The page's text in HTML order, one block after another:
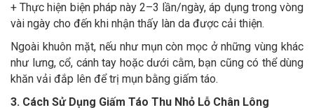
+ Thực hiện biện pháp này 2–3 lần/ngày, áp dụng trong vòng
vài ngày cho đến khi nhận thấy làn da được cải thiện.
Ngoài khuôn mặt, nếu như mụn còn mọc ở những vùng khác
như lưng, cổ, cánh tay hoặc dưới cằm, bạn cũng có thể dùng
khăn vải đắp lên để trị mụn bằng giấm táo.
3. Cách Sử Dụng Giấm Táo Thu Nhỏ Lỗ Chân Lông